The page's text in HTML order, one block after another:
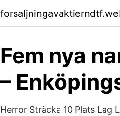
Fem nya
–
Herror Sträcka 10 Plats Lag